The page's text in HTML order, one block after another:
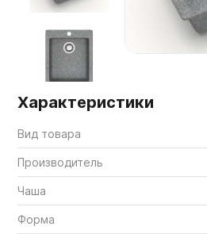
Характеристики
Вид товара
Производитель
Чаша
Форма